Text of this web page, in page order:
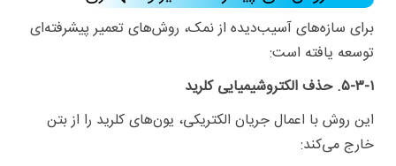
برای سازه‌های آسیب‌دیده از نمک، روش‌های تعمیر پیشرفته‌ای
توسعه یافته است:
۵-۳-۱. حذف الکتروشیمیایی کلرید
این روش با اعمال جریان الکتریکی، یون‌های کلرید را از بتن
خارج می‌کند: